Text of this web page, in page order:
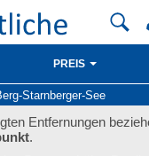
PREIS
Starnberger-See
Entfernungen
.